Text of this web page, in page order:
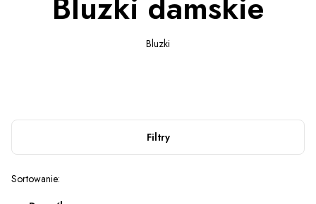
Bluzki
Filtry
Lista produktów
Sortowanie: